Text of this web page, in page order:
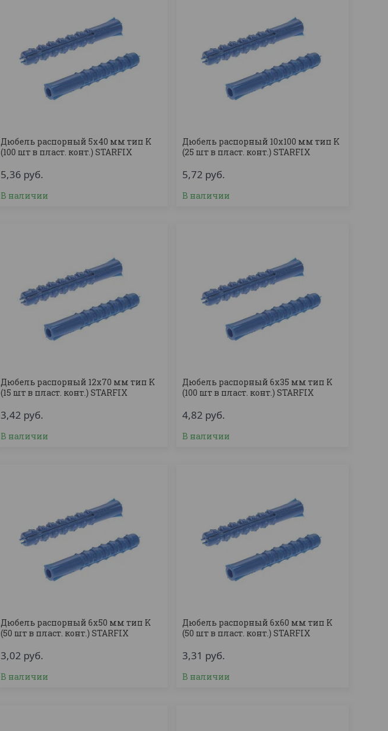
Дюбель распорный 5х40 мм тип K
(100 шт в пласт. конт.) STARFIX
5,36 руб.
В наличии
Дюбель распорный 10х100 мм тип K
(25 шт в пласт. конт.) STARFIX
5,72 руб.
В наличии
Дюбель распорный 12х70 мм тип K
(15 шт в пласт. конт.) STARFIX
3,42 руб.
В наличии
Дюбель распорный 6х35 мм тип K
(100 шт в пласт. конт.) STARFIX
4,82 руб.
В наличии
Дюбель распорный 6х50 мм тип K
(50 шт в пласт. конт.) STARFIX
3,02 руб.
В наличии
Дюбель распорный 6х60 мм тип K
(50 шт в пласт. конт.) STARFIX
3,31 руб.
В наличии